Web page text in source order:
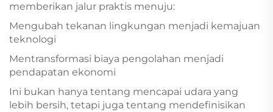
memberikan jalur praktis menuju:
Mengubah tekanan lingkungan menjadi kemajuan
teknologi
Mentransformasi biaya pengolahan menjadi
pendapatan ekonomi
Ini bukan hanya tentang mencapai udara yang
lebih bersih, tetapi juga tentang mendefinisikan